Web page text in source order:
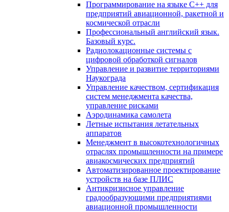
Программирование на языке С++ для
предприятий авиационной, ракетной и
космической отрасли
Профессиональный английский язык.
Базовый курс.
Радиолокационные системы с
цифровой обработкой сигналов
Управление и развитие территориями
Наукограда
Управление качеством, сертификация
систем менеджмента качества,
управление рисками
Аэродинамика самолета
Летные испытания летательных
аппаратов
Менеджмент в высокотехнологичных
отраслях промышленности на примере
авиакосмических предприятий
Автоматизированное проектирование
устройств на базе ПЛИС
Антикризисное управление
градообразующими предприятиями
авиационной промышленности